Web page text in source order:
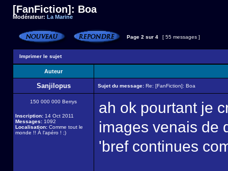
[FanFiction]: Boa
Modérateur: La Marine
Page 2 sur 4 [ 55 messages ]
Imprimer le sujet
Auteur
Sanjilopus Sujet du message: Re: [FanFiction]: Boa
150 000 000 Berrys
Inscription: 14 Oct 2011
Messages: 1092
Localisation: Comme tout le
monde !! À l'apéro ! ;)
ah ok pourtant je
images venais de
'bref continues